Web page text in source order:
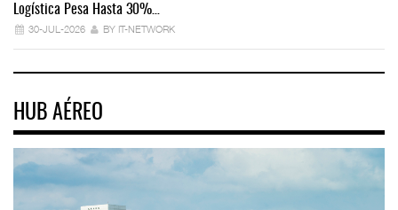
Logística Pesa Hasta 30%…
30-JUL-2026 BY IT-NETWORK
HUB AÉREO